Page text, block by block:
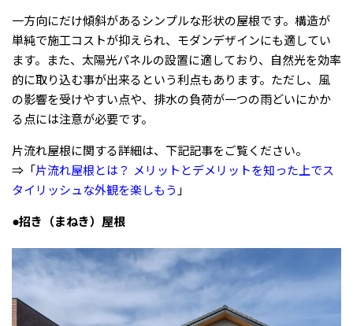
一方向にだけ傾斜があるシンプルな形状の屋根です。構造が
単純で施工コストが抑えられ、モダンデザインにも適してい
ます。また、太陽光パネルの設置に適しており、自然光を効率
的に取り込む事が出来るという利点もあります。ただし、風
の影響を受けやすい点や、排水の負荷が一つの雨どいにかか
る点には注意が必要です。
片流れ屋根に関する詳細は、下記記事をご覧ください。
⇒「 片流れ屋根とは？ メリットとデメリットを知った上でス
タイリッシュな外観を楽しもう 」
●招き（まねき）屋根